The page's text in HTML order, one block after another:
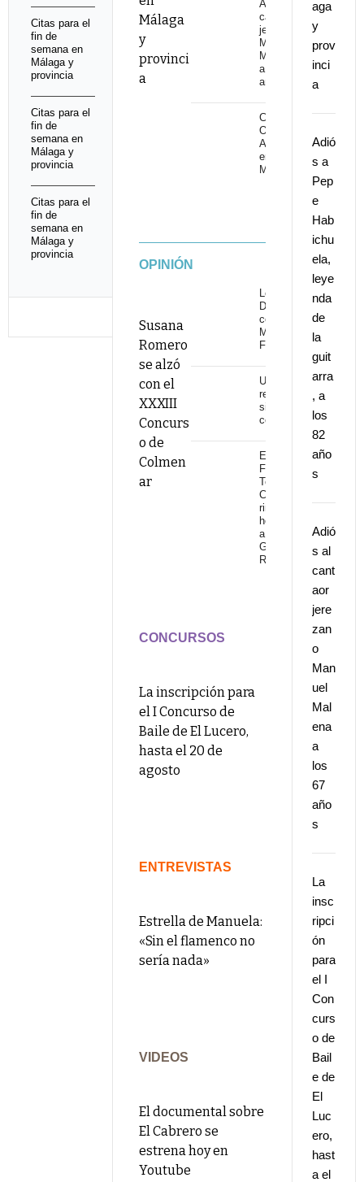
Málaga
y
provinci
a
Adiós al
cantaor
jerezano
Manuel
Malena
a los 67
años
Cita con
Omega 30
Aniversario
en Starlite
Marbella
OPINIÓN
Susana
Romero
se alzó
con el
XXXIII
Concurs
o de
Colmen
ar
Los
Delinqüentes
conquistan
Marenostrum
Fuengirola
Una
revolución
sin
continuidad
El
Festival
Torre del
Cante
rinde
homenaje
a
Gonzalo
Rojo
CONCURSOS
La inscripción para
el I Concurso de
Baile de El Lucero,
hasta el 20 de
agosto
ENTREVISTAS
Estrella de Manuela:
«Sin el flamenco no
sería nada»
VIDEOS
El documental sobre
El Cabrero se
estrena hoy en
Youtube
aga
y
prov
inci
a
Adió
s a
Pep
e
Hab
ichu
ela,
leye
nda
de
la
guit
arra
, a
los
82
año
s
Adió
s al
cant
aor
jere
zan
o
Man
uel
Mal
ena
a
los
67
año
s
La
insc
ripci
ón
para
el I
Con
curs
o de
Bail
e de
El
Luc
ero,
hast
a el
Citas para el
fin de
semana en
Málaga y
provincia
Citas para el
fin de
semana en
Málaga y
provincia
Citas para el
fin de
semana en
Málaga y
provincia